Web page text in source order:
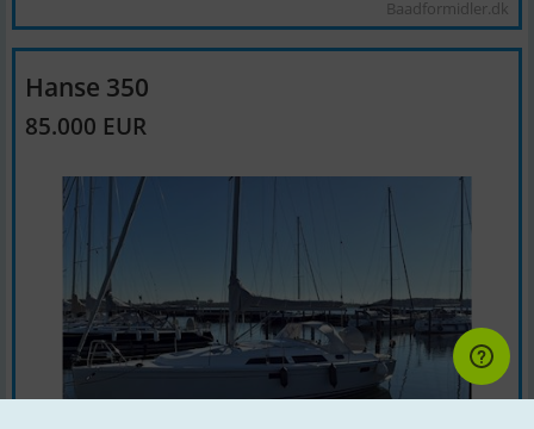
Baadformidler.dk
Hanse 350
85.000 EUR